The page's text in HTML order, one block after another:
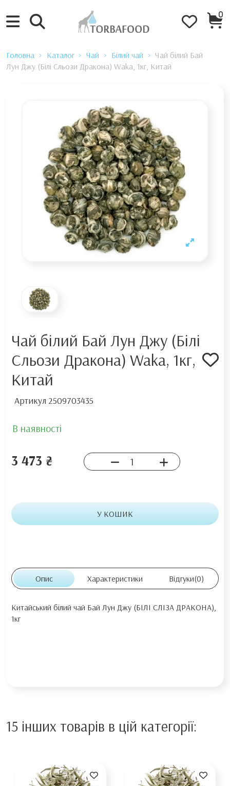
0
Головна Каталог Чай Білий чай
Чай білий Бай
Лун Джу (Білі Сльози Дракона) Waka, 1кг, Китай
Чай білий Бай Лун Джу (Білі
Сльози Дракона) Waka, 1кг,
Китай
Артикул 2509703435
В наявності
3 473 ₴
У КОШИК
Опис Характеристики Відгуки(0)
Китайський білий чай Бай Лун Джу (БІЛІ СЛІЗА ДРАКОНА),
1кг
15 інших товарів в цій категорії: